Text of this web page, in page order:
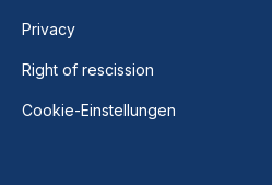
Privacy
Right of rescission
Cookie-Einstellungen